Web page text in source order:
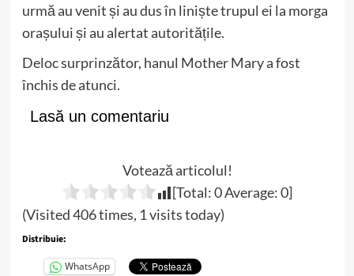
urmă au venit și au dus în liniște trupul ei la morga
orașului și au alertat autoritățile.
Deloc surprinzător, hanul Mother Mary a fost
închis de atunci.
Lasă un comentariu
Votează articolul!
[Total:0Average:0]
(Visited 406 times, 1 visits today)
Distribuie:
WhatsApp